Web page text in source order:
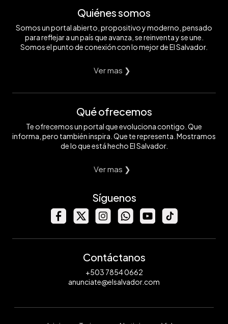
Quiénes somos
Somos un portal abierto, propositivo y moderno, pensado
para reflejar a un país que avanza, se reinventa y se une.
Somos el punto de conexión con lo mejor de El Salvador.
Ver mas ❯
Qué ofrecemos
Te ofrecemos un portal que evoluciona contigo. Que
informa, pero también inspira. Que te representa. Mostramos
de lo que está hecho El Salvador.
Ver mas ❯
Síguenos
Contáctanos
+503 7854 0662
anunciate@elsalvador.com